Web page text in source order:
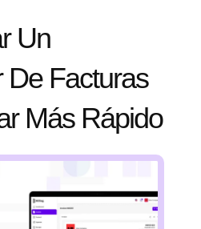
Un
Facturas
Más Rápido